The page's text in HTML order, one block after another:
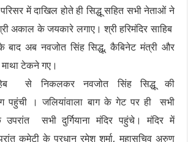
परिसर में दाखिल होते ही सिद्धू सहित सभी नेताओं ने
अकाल के जयकारे लगाए। श्री हरिमंदिर साहिब
बाद अब नवजोत सिंह सिद्धू, कैबिनेट मंत्री और
टेकने गए।
से निकलकर नवजोत सिंह सिद्धू की
पहुंची । जलियांवाला बाग के गेट पर ही सभी
सभी दुर्गियाना मंदिर पहुंचे। मंदिर में
कमेटी के प्रधान रमेश शर्मा, महासचिव अरुण